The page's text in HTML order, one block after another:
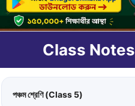
Class Notes
পঞ্চম শ্রেণি (Class 5)